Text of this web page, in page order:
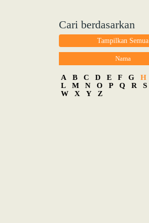
Cari berdasarkan
Tampilkan Semua
Nama
A B C D E F G H
L
M N O P Q R S
W
X Y Z